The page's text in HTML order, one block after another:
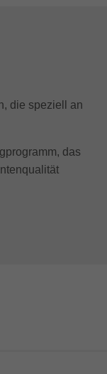
die speziell an
das